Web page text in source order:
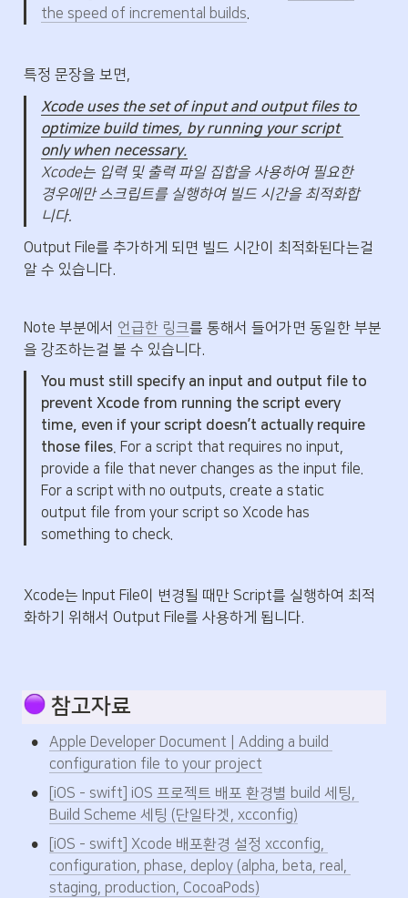
the speed of incremental builds.
특정 문장을 보면,
Xcode uses the set of input and output files to
optimize build times, by running your script
Xcode는 입력 및 출력 파일 집합을 사용하여 필요한
경우에만 스크립트를 실행하여 빌드 시간을 최적화합
니다.
Output File를 추가하게 되면 빌드 시간이 최적화된다는걸
알 수 있습니다.
Note 부분에서 언급한 링크를 통해서 들어가면 동일한 부분
을 강조하는걸 볼 수 있습니다.
You must still specify an input and output file to
prevent Xcode from running the script every
time, even if your script doesn’t actually require
those files. For a script that requires no input,
provide a file that never changes as the input file.
For a script with no outputs, create a static
output file from your script so Xcode has
something to check.
Xcode는 Input File이 변경될 때만 Script를 실행하여 최적
화하기 위해서 Output File를 사용하게 됩니다.
참고자료
•
Apple Developer Document | Adding a build
configuration file to your project
•
[iOS - swift] iOS 프로젝트 배포 환경별 build 세팅,
Build Scheme 세팅 (단일타겟, xcconfig)
•
[iOS - swift] Xcode 배포환경 설정 xcconfig,
configuration, phase, deploy (alpha, beta, real,
staging, production, CocoaPods)